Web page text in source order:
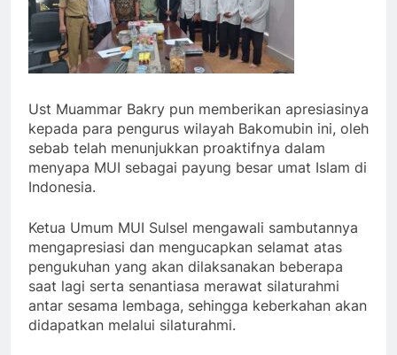
Ust Muammar Bakry pun memberikan apresiasinya
kepada para pengurus wilayah Bakomubin ini, oleh
sebab telah menunjukkan proaktifnya dalam
menyapa MUI sebagai payung besar umat Islam di
Indonesia.
Ketua Umum MUI Sulsel mengawali sambutannya
mengapresiasi dan mengucapkan selamat atas
pengukuhan yang akan dilaksanakan beberapa
saat lagi serta senantiasa merawat silaturahmi
antar sesama lembaga, sehingga keberkahan akan
didapatkan melalui silaturahmi.